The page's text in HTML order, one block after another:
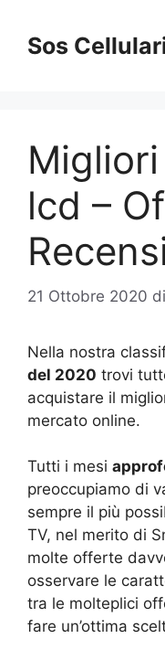
contenuto
Sos
lcd –
21 Ottobre 2020 di
Nella nostra
del 2020 trovi
acquistare il
mercato online.
Tutti i mesi
preoccupiamo di
sempre il più
TV, nel merito di
molte offerte
osservare le
tra le molteplici
fare un’ottima